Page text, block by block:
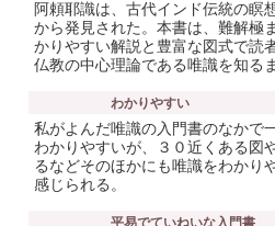
阿頼耶識は、古代インド伝統の瞑
から発見された。本書は、難解極
かりやすい解説と豊富な図式で読
仏教の中心理論である唯識を知る
わかりやすい
私がよんだ唯識の入門書のなかで
わかりやすいが、３０近くある図
るなどそのほかにも唯識をわかり
感じられる。
平易でていねいな入門書